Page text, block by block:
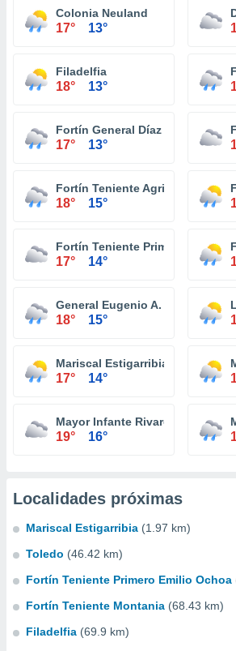
Colonia Neuland
17° 13°
Filadelfia
18° 13°
Fortín General Díaz
17° 13°
Fortín Teniente Agripino Enciso
18° 15°
Fortín Teniente Primero
17° 14°
General Eugenio A. Garay
18° 15°
Mariscal Estigarribia
17° 14°
Mayor Infante Rivarola
19° 16°
Localidades próximas
Mariscal Estigarribia (1.97 km)
Toledo (46.42 km)
Fortín Teniente Primero Emilio Ochoa
Fortín Teniente Montania (68.43 km)
Filadelfia (69.9 km)